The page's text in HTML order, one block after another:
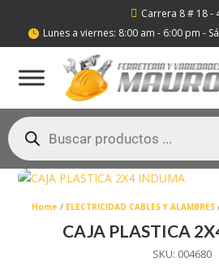
 Carrera 8 # 18 -
 Lunes a viernes: 8:00 am - 6:00 pm -
Búsqueda
de
productos
Home / ELECTRICIDAD CABLES Y ALAMBRES/
CAJA PLASTICA
SKU: 004680